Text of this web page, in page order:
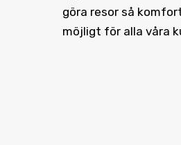
göra resor så
möjligt för alla våra